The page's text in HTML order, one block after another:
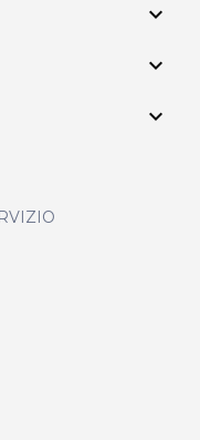
expand_more
expand_more
expand_more